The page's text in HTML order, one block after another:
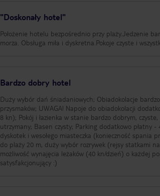
"Doskonały hotel"
Położenie hotelu bezpośrednio przy plaży.Jedzenie
morza. Obsługa miła i dyskretna.Pokoje czyste i
Bardzo dobry hotel
Duży wybór dań śniadaniowych; Obiadokolacje
przysmaków; UWAGA! Napoje do obiadokolacji
8 kn); Pokój i łazienka w stanie bardzo dobrym,
utrzymany; Basen czysty; Parking dodatkowo płatny -
dyskotek i wesołego miasteczka (konieczność
do plaży 20 m, duży wybór rozrywek (rejsy statkami
możliwość wynajęcia leżaków (40 kn/dzień) o każdej
satysfakcjonujący :)